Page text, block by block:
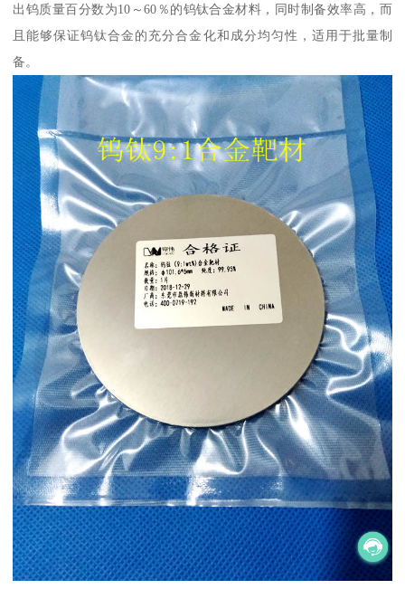
出钨质量百分数为10～60％的钨钛合金材料，同时制备效率高，而
且能够保证钨钛合金的充分合金化和成分均匀性，适用于批量制
备。